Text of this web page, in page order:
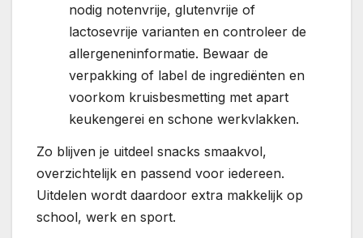
nodig notenvrije, glutenvrije of
lactosevrije varianten en controleer de
allergeneninformatie. Bewaar de
verpakking of label de ingrediënten en
voorkom kruisbesmetting met apart
keukengerei en schone werkvlakken.
Zo blijven je uitdeel snacks smaakvol,
overzichtelijk en passend voor iedereen.
Uitdelen wordt daardoor extra makkelijk op
school, werk en sport.